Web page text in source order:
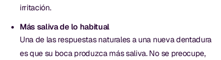
irritación.
Más saliva de lo habitual
Una de las respuestas naturales a una nueva dentadura
es que su boca produzca más saliva. No se preocupe,